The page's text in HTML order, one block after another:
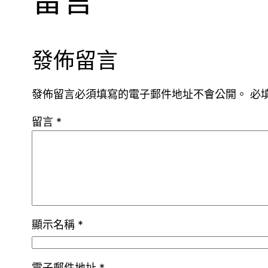
發佈留言
發佈留言必須填寫的電子郵件地址不會公開。 必
留言 *
顯示名稱 *